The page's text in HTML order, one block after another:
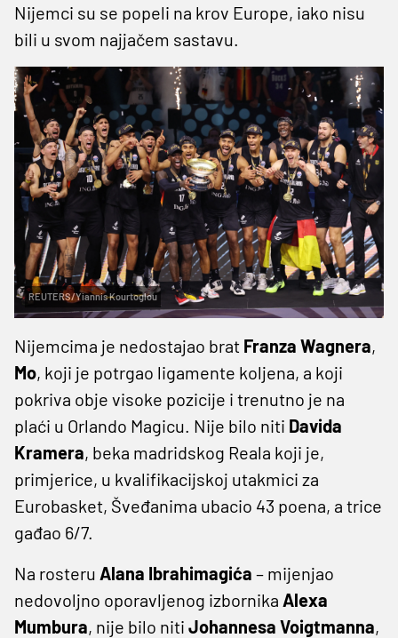
Nijemci su se popeli na krov Europe, iako nisu
bili u svom najjačem sastavu.
REUTERS/Yiannis Kourtoglou
Nijemcima je nedostajao brat Franza Wagnera,
Mo, koji je potrgao ligamente koljena, a koji
pokriva obje visoke pozicije i trenutno je na
plaći u Orlando Magicu. Nije bilo niti Davida
Kramera, beka madridskog Reala koji je,
primjerice, u kvalifikacijskoj utakmici za
Eurobasket, Šveđanima ubacio 43 poena, a trice
gađao 6/7.
Na rosteru Alana Ibrahimagića – mijenjao
nedovoljno oporavljenog izbornika Alexa
Mumbura, nije bilo niti Johannesa Voigtmanna,